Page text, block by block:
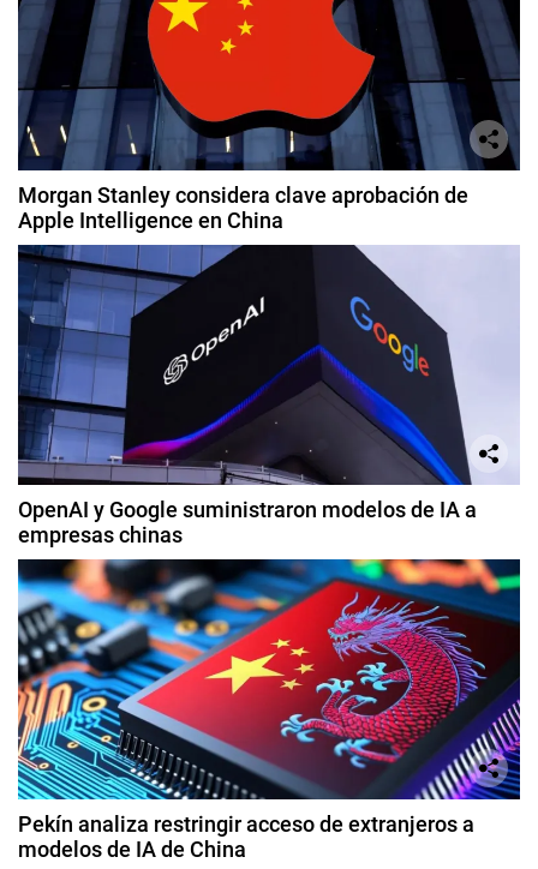
Morgan Stanley considera clave aprobación de
Apple Intelligence en China
OpenAI y Google suministraron modelos de IA a
empresas chinas
Pekín analiza restringir acceso de extranjeros a
modelos de IA de China